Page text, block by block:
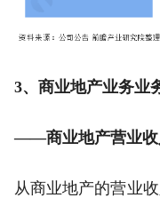
3、商业地产业务业
——商业地产营业收
从商业地产的营业